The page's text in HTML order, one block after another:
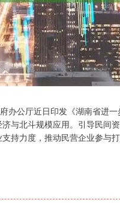
公厅近日印发《湖南省进一
与北斗规模应用。引导民间
持力度，推动民营企业参与
-34.08 -0.24%